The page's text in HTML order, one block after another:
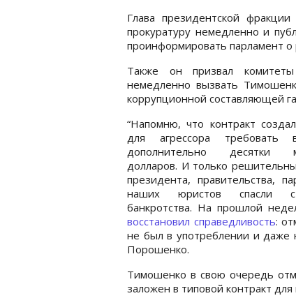
Глава президентской
прокуратуру немедленно и
проинформировать парламент о
Также он призвал
немедленно вызвать
коррупционной составляющей
“Напомню, что контракт
для агрессора требовать
дополнительно десятки
долларов. И только
президента, правительства,
наших юристов спасли
банкротства. На прошлой
восстановил справедливость:
не был в употреблении и даже
Порошенко.
Тимошенко в свою очередь
заложен в типовой контракт